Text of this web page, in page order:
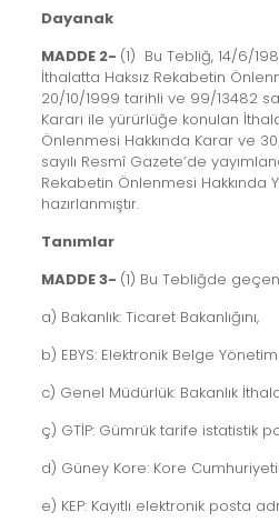
Dayanak
MADDE 2- (1) Bu Tebliğ, 14/6/
İthalatta Haksız Rekabetin
20/10/1999 tarihli ve 99/13482
Kararı ile yürürlüğe konulan
Önlenmesi Hakkında Karar ve
sayılı Resmî Gazete’de
Rekabetin Önlenmesi Hakkında
hazırlanmıştır.
Tanımlar
MADDE 3- (1) Bu Tebliğde
a) Bakanlık: Ticaret Bakanlığını,
b) EBYS: Elektronik Belge
c) Genel Müdürlük: Bakanlık
ç) GTİP: Gümrük tarife istatistik
d) Güney Kore: Kore
e) KEP: Kayıtlı elektronik posta